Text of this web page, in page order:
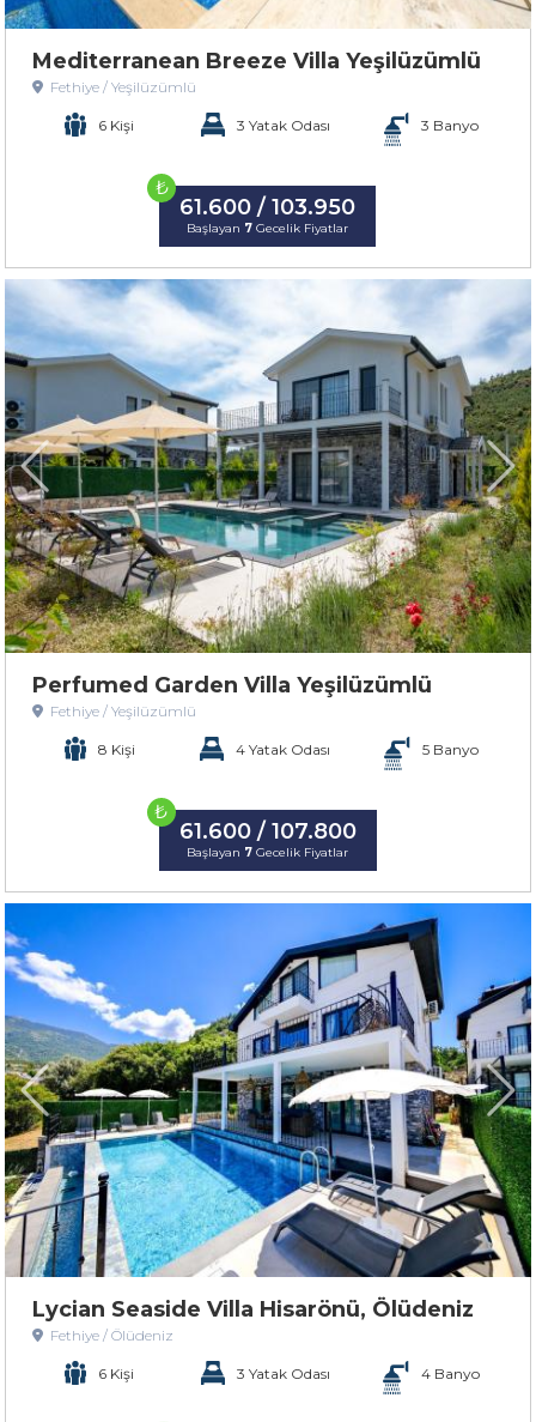
Mediterranean Breeze Villa Yeşilüzümlü
Fethiye / Yeşilüzümlü
6 Kişi 3 Yatak Odası 3 Banyo
₺
61.600 / 103.950
Başlayan 7 Gecelik Fiyatlar
Perfumed Garden Villa Yeşilüzümlü
Fethiye / Yeşilüzümlü
8 Kişi 4 Yatak Odası 5 Banyo
₺
61.600 / 107.800
Başlayan 7 Gecelik Fiyatlar
Lycian Seaside Villa Hisarönü, Ölüdeniz
Fethiye / Ölüdeniz
6 Kişi 3 Yatak Odası 4 Banyo